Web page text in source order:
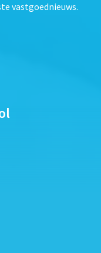
vastgoednieuws.